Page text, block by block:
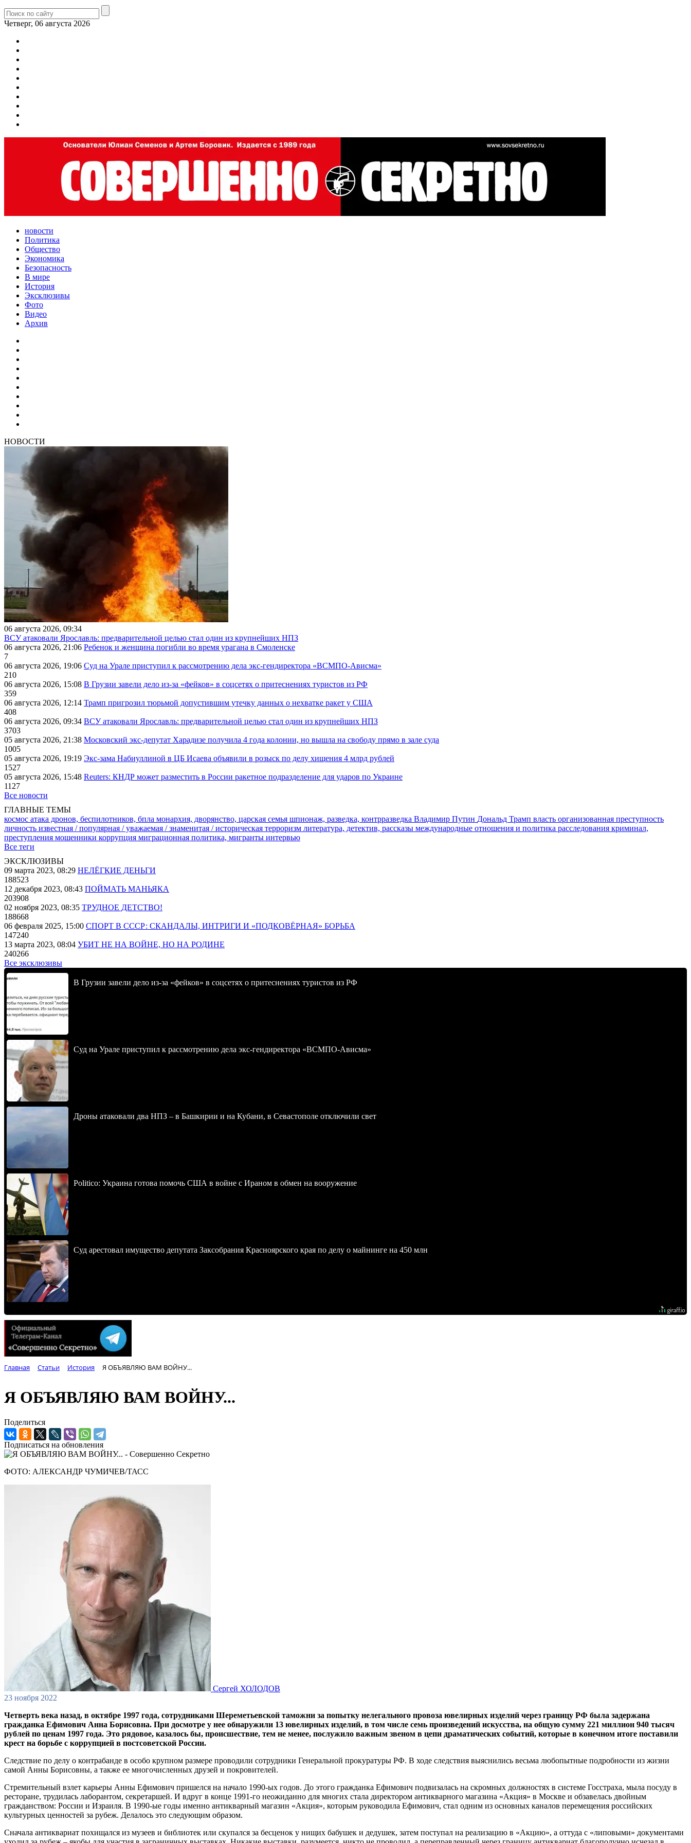
Четверг, 06 августа 2026
новости
Политика
Общество
Экономика
Безопасность
В мире
История
Эксклюзивы
Фото
Видео
Архив
НОВОСТИ
06 августа 2026, 09:34
ВСУ атаковали Ярославль: предварительной целью стал один из крупнейших НПЗ
06 августа 2026, 21:06 Ребенок и женщина погибли во время урагана в Смоленске
7
06 августа 2026, 19:06 Суд на Урале приступил к рассмотрению дела экс-гендиректора «ВСМПО-Ависма»
210
06 августа 2026, 15:08 В Грузии завели дело из-за «фейков» в соцсетях о притеснениях туристов из РФ
359
06 августа 2026, 12:14 Трамп пригрозил тюрьмой допустившим утечку данных о нехватке ракет у США
408
06 августа 2026, 09:34 ВСУ атаковали Ярославль: предварительной целью стал один из крупнейших НПЗ
3703
05 августа 2026, 21:38 Московский экс-депутат Харадизе получила 4 года колонии, но вышла на свободу прямо в зале суда
1005
05 августа 2026, 19:19 Экс-зама Набиуллиной в ЦБ Исаева объявили в розыск по делу хищения 4 млрд рублей
1527
05 августа 2026, 15:48 Reuters: КНДР может разместить в России ракетное подразделение для ударов по Украине
1127
Все новости
ГЛАВНЫЕ ТЕМЫ
космос атака дронов, беспилотников, бпла монархия, дворянство, царская семья шпионаж, разведка, контрразведка Владимир Путин Дональд Трамп власть организованная преступность
личность известная / популярная / уважаемая / знаменитая / историческая терроризм литература, детектив, рассказы международные отношения и политика расследования криминал,
преступления мошенники коррупция миграционная политика, мигранты интервью
Все теги
ЭКСКЛЮЗИВЫ
09 марта 2023, 08:29 НЕЛЁГКИЕ ДЕНЬГИ
188523
12 декабря 2023, 08:43 ПОЙМАТЬ МАНЬЯКА
203908
02 ноября 2023, 08:35 ТРУДНОЕ ДЕТСТВО!
188668
06 февраля 2025, 15:00 СПОРТ В СССР: СКАНДАЛЫ, ИНТРИГИ И «ПОДКОВЁРНАЯ» БОРЬБА
147240
13 марта 2023, 08:04 УБИТ НЕ НА ВОЙНЕ, НО НА РОДИНЕ
240266
Все эксклюзивы
В Грузии завели дело из-за «фейков» в соцсетях о притеснениях туристов из РФ
Суд на Урале приступил к рассмотрению дела экс-гендиректора «ВСМПО-Ависма»
Дроны атаковали два НПЗ – в Башкирии и на Кубани, в Севастополе отключили свет
Politico: Украина готова помочь США в войне с Ираном в обмен на вооружение
Суд арестовал имущество депутата Заксобрания Красноярского края по делу о майнинге на 450 млн
Главная Статьи История Я ОБЪЯВЛЯЮ ВАМ ВОЙНУ...
Я ОБЪЯВЛЯЮ ВАМ ВОЙНУ...
Поделиться
Подписаться на обновления
ФОТО: АЛЕКСАНДР ЧУМИЧЕВ/ТАСС
Сергей ХОЛОДОВ
23 ноября 2022
Четверть века назад, в октябре 1997 года, сотрудниками Шереметьевской таможни за попытку нелегального провоза ювелирных изделий через границу РФ была задержана
гражданка Ефимович Анна Борисовна. При досмотре у нее обнаружили 13 ювелирных изделий, в том числе семь произведений искусства, на общую сумму 221 миллион 940 тысяч
рублей по ценам 1997 года. Это рядовое, казалось бы, происшествие, тем не менее, послужило важным звеном в цепи драматических событий, которые в конечном итоге поставили
крест на борьбе с коррупцией в постсоветской России.
Следствие по делу о контрабанде в особо крупном размере проводили сотрудники Генеральной прокуратуры РФ. В ходе следствия выяснились весьма любопытные подробности из жизни
самой Анны Борисовны, а также ее многочисленных друзей и покровителей.
Стремительный взлет карьеры Анны Ефимович пришелся на начало 1990-ых годов. До этого гражданка Ефимович подвизалась на скромных должностях в системе Госстраха, мыла посуду в
ресторане, трудилась лаборантом, секретаршей. И вдруг в конце 1991-го неожиданно для многих стала директором антикварного магазина «Акция» в Москве и обзавелась двойным
гражданством: России и Израиля. В 1990-ые годы именно антикварный магазин «Акция», которым руководила Ефимович, стал одним из основных каналов перемещения российских
культурных ценностей за рубеж. Делалось это следующим образом.
Сначала антиквариат похищался из музеев и библиотек или скупался за бесценок у нищих бабушек и дедушек, затем поступал на реализацию в «Акцию», а оттуда с «липовыми» документами